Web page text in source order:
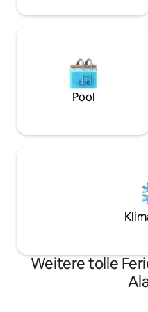
Nähe von New El Alamein,
einen Aufenthalt genießen
Luxus und Komfort mit der
wichtigsten
Pool
Weitere tolle